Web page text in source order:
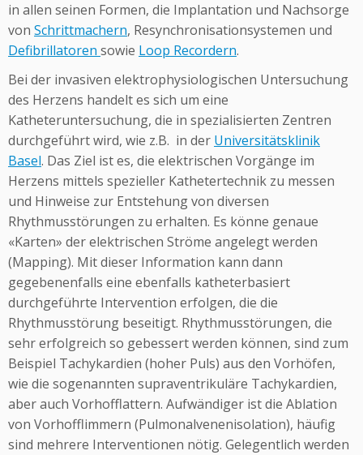
in allen seinen Formen, die Implantation und Nachsorge
von Schrittmachern, Resynchronisationsystemen und
Defibrillatoren sowie Loop Recordern.
Bei der invasiven elektrophysiologischen Untersuchung
des Herzens handelt es sich um eine
Katheteruntersuchung, die in spezialisierten Zentren
durchgeführt wird, wie z.B. in der Universitätsklinik
Basel. Das Ziel ist es, die elektrischen Vorgänge im
Herzens mittels spezieller Kathetertechnik zu messen
und Hinweise zur Entstehung von diversen
Rhythmusstörungen zu erhalten. Es könne genaue
«Karten» der elektrischen Ströme angelegt werden
(Mapping). Mit dieser Information kann dann
gegebenenfalls eine ebenfalls katheterbasiert
durchgeführte Intervention erfolgen, die die
Rhythmusstörung beseitigt. Rhythmusstörungen, die
sehr erfolgreich so gebessert werden können, sind zum
Beispiel Tachykardien (hoher Puls) aus den Vorhöfen,
wie die sogenannten supraventrikuläre Tachykardien,
aber auch Vorhofflattern. Aufwändiger ist die Ablation
von Vorhofflimmern (Pulmonalvenenisolation), häufig
sind mehrere Interventionen nötig. Gelegentlich werden